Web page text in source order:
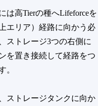
は高Tierの種へLifeforceを
エリア）経路に向かう必
ストレージ3つの右側に
を置き接続して経路をつ
。
ストレージタンクに向か